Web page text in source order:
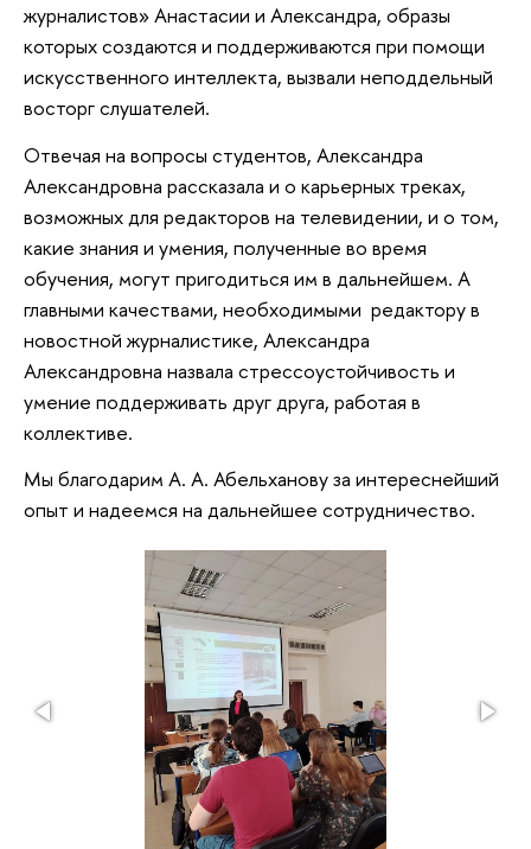
журналистов» Анастасии и Александра, образы
которых создаются и поддерживаются при помощи
искусственного интеллекта, вызвали неподдельный
восторг слушателей.
Отвечая на вопросы студентов, Александра
Александровна рассказала и о карьерных треках,
возможных для редакторов на телевидении, и о том,
какие знания и умения, полученные во время
обучения, могут пригодиться им в дальнейшем. А
главными качествами, необходимыми редактору в
новостной журналистике, Александра
Александровна назвала стрессоустойчивость и
умение поддерживать друг друга, работая в
коллективе.
Мы благодарим А. А. Абельханову за интереснейший
опыт и надеемся на дальнейшее сотрудничество.